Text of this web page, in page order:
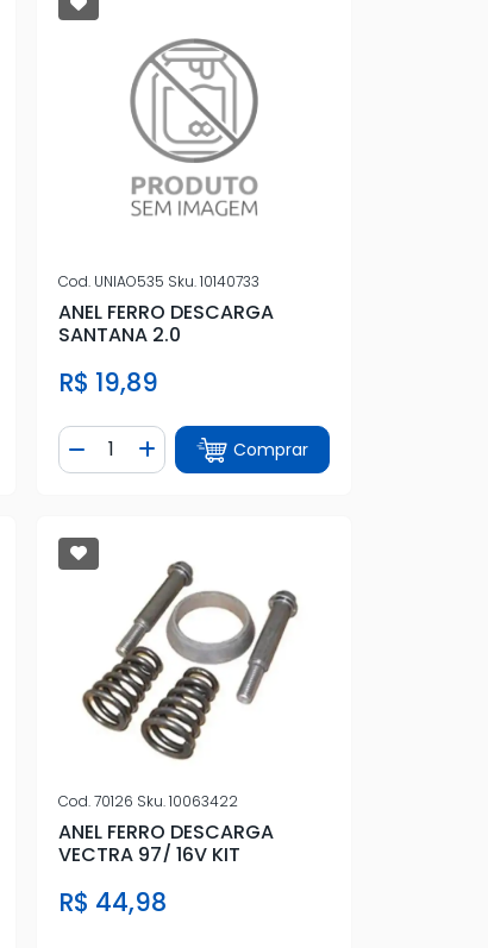
Cod.UNIAO535 Sku.10140733
ANEL FERRO DESCARGA
SANTANA 2.0
R$ 19,89
Diminuir Quantidade
Quantidade
Adicionar Quantidade
Comprar
Cod.70126 Sku.10063422
ANEL FERRO DESCARGA
VECTRA 97/ 16V KIT
R$ 44,98